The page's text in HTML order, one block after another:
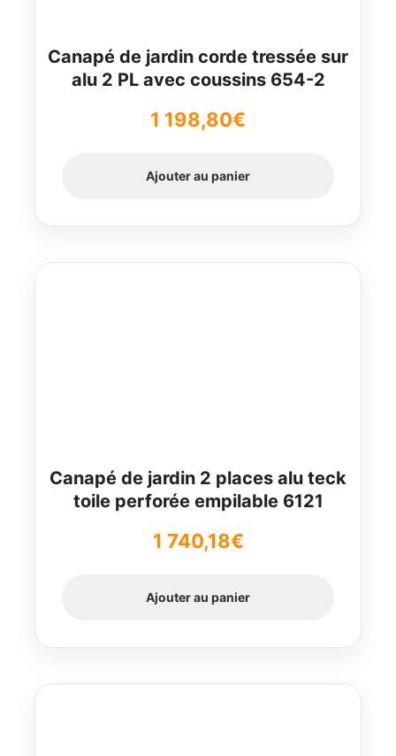
Canapé de jardin corde tressée sur
alu 2 PL avec coussins 654-2
1 198,80€
Ajouter au panier
Canapé de jardin 2 places alu teck
toile perforée empilable 6121
1 740,18€
Ajouter au panier